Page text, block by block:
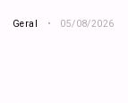
Geral 05/08/2026